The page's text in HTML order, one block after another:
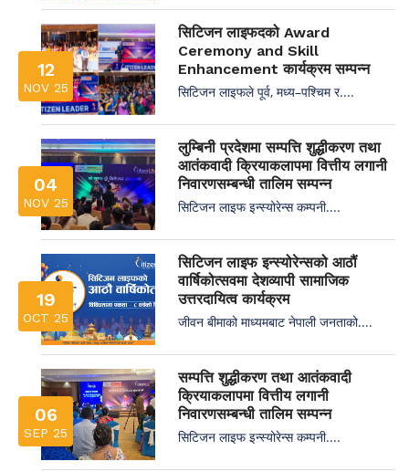
12
NOV 25
सिटिजन लाइफदको Award
Ceremony and Skill
Enhancement कार्यक्रम सम्पन्न
सिटिजन लाइफले पूर्व, मध्य–पश्चिम र....
04
NOV 25
लुम्बिनी प्रदेशमा सम्पत्ति शुद्धीकरण तथा
आतंकवादी क्रियाकलापमा वित्तीय लगानी
निवारणसम्बन्धी तालिम सम्पन्न
सिटिजन लाइफ इन्स्योरेन्स कम्पनी....
19
OCT 25
सिटिजन लाइफ इन्स्योरेन्सको आठौं
वार्षिकोत्सवमा देशव्यापी सामाजिक
उत्तरदायित्व कार्यक्रम
जीवन बीमाको माध्यमबाट नेपाली जनताको....
06
SEP 25
सम्पत्ति शुद्धीकरण तथा आतंकवादी
क्रियाकलापमा वित्तीय लगानी
निवारणसम्बन्धी तालिम सम्पन्न
सिटिजन लाइफ इन्स्योरेन्स कम्पनी....